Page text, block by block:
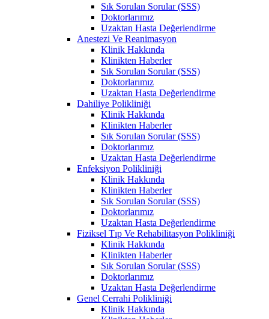
Sık Sorulan Sorular (SSS)
Doktorlarımız
Uzaktan Hasta Değerlendirme
Anestezi Ve Reanimasyon
Klinik Hakkında
Klinikten Haberler
Sık Sorulan Sorular (SSS)
Doktorlarımız
Uzaktan Hasta Değerlendirme
Dahiliye Polikliniği
Klinik Hakkında
Klinikten Haberler
Sık Sorulan Sorular (SSS)
Doktorlarımız
Uzaktan Hasta Değerlendirme
Enfeksiyon Polikliniği
Klinik Hakkında
Klinikten Haberler
Sık Sorulan Sorular (SSS)
Doktorlarımız
Uzaktan Hasta Değerlendirme
Fiziksel Tıp Ve Rehabilitasyon Polikliniği
Klinik Hakkında
Klinikten Haberler
Sık Sorulan Sorular (SSS)
Doktorlarımız
Uzaktan Hasta Değerlendirme
Genel Cerrahi Polikliniği
Klinik Hakkında